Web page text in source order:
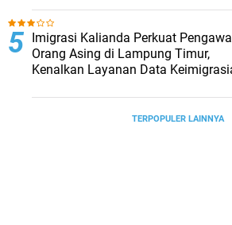
Imigrasi Kalianda Perkuat
Orang Asing di Lampung Timur,
Kenalkan Layanan Data
TERPOPULER LAINNYA